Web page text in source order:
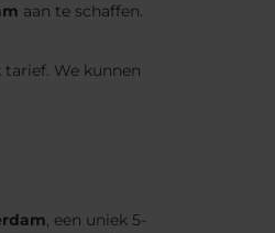
aan te schaffen.
We kunnen
, een uniek 5-